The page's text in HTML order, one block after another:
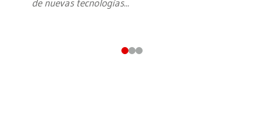
de nuevas tecnologías...